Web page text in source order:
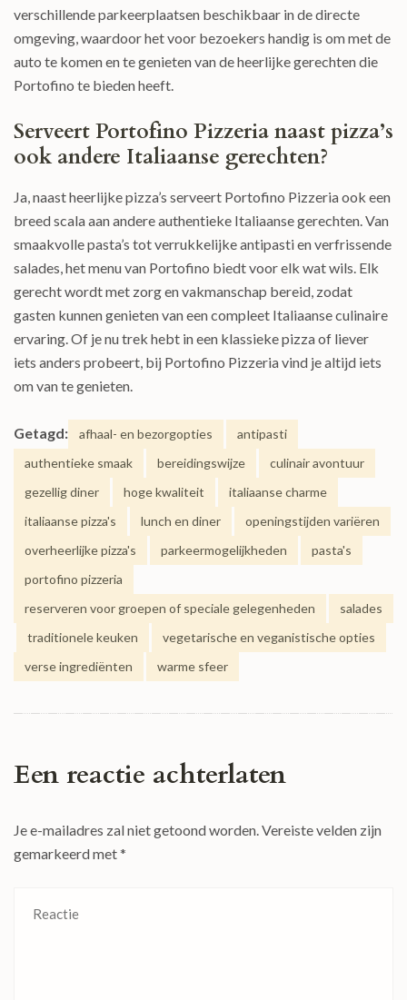
verschillende parkeerplaatsen beschikbaar in de directe
omgeving, waardoor het voor bezoekers handig is om met de
auto te komen en te genieten van de heerlijke gerechten die
Portofino te bieden heeft.
Serveert Portofino Pizzeria naast pizza’s
ook andere Italiaanse gerechten?
Ja, naast heerlijke pizza’s serveert Portofino Pizzeria ook een
breed scala aan andere authentieke Italiaanse gerechten. Van
smaakvolle pasta’s tot verrukkelijke antipasti en verfrissende
salades, het menu van Portofino biedt voor elk wat wils. Elk
gerecht wordt met zorg en vakmanschap bereid, zodat
gasten kunnen genieten van een compleet Italiaanse culinaire
ervaring. Of je nu trek hebt in een klassieke pizza of liever
iets anders probeert, bij Portofino Pizzeria vind je altijd iets
om van te genieten.
Getagd: afhaal- en bezorgopties
antipasti
authentieke smaak
bereidingswijze
culinair avontuur
gezellig diner
hoge kwaliteit
italiaanse charme
italiaanse pizza's
lunch en diner
openingstijden variëren
overheerlijke pizza's
parkeermogelijkheden
pasta's
portofino pizzeria
reserveren voor groepen of speciale gelegenheden
salades
traditionele keuken
vegetarische en veganistische opties
verse ingrediënten
warme sfeer
Een reactie achterlaten
Je e-mailadres zal niet getoond worden.Vereiste velden zijn
gemarkeerd met*